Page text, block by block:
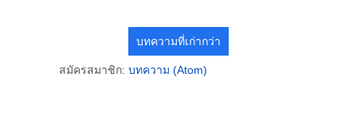
บทความที่เก่ากว่า
สมัครสมาชิก: บทความ (Atom)